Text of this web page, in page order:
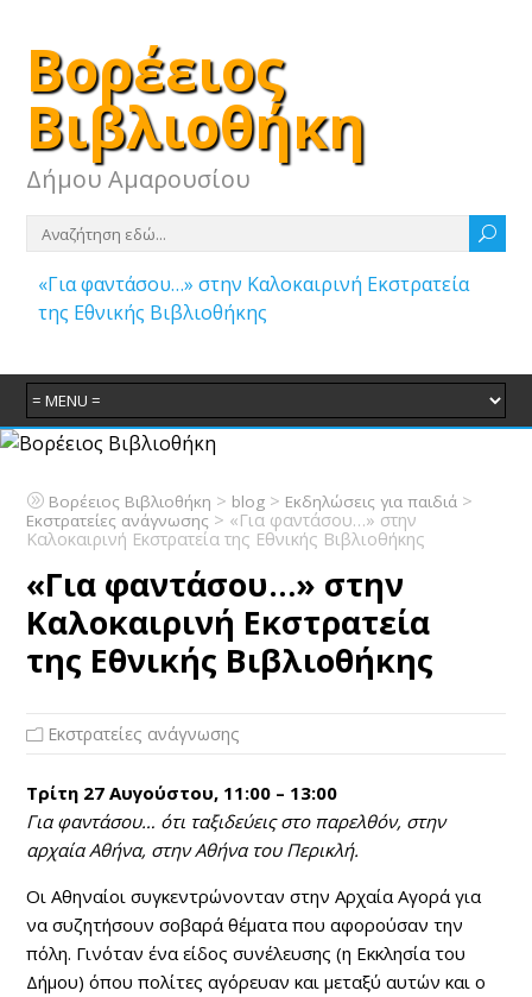
Βορέειος
Βιβλιοθήκη
Δήμου Αμαρουσίου
«Για φαντάσου…» στην Καλοκαιρινή Εκστρατεία
της Εθνικής Βιβλιοθήκης
Βορέειος Βιβλιοθήκη > blog > Εκδηλώσεις για παιδιά >
Εκστρατείες ανάγνωσης > «Για φαντάσου…» στην
Καλοκαιρινή Εκστρατεία της Εθνικής Βιβλιοθήκης
«Για φαντάσου…» στην
Καλοκαιρινή Εκστρατεία
της Εθνικής Βιβλιοθήκης
Εκστρατείες ανάγνωσης
Τρίτη 27 Αυγούστου, 11:00 – 13:00
Για φαντάσου… ότι ταξιδεύεις στο παρελθόν, στην
αρχαία Αθήνα, στην Αθήνα του Περικλή.
Οι Αθηναίοι συγκεντρώνονταν στην Αρχαία Αγορά για
να συζητήσουν σοβαρά θέματα που αφορούσαν την
πόλη. Γινόταν ένα είδος συνέλευσης (η Εκκλησία του
Δήμου) όπου πολίτες αγόρευαν και μεταξύ αυτών και ο